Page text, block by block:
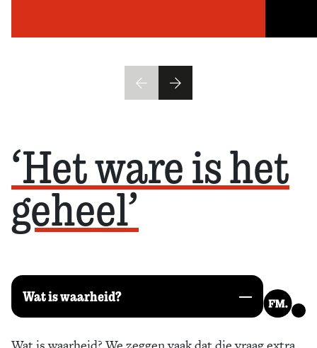
‘Het ware is het
geheel’
Wat is waarheid?